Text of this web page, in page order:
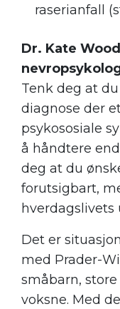
raserianfall
Dr. Kate
Tenk deg at
diagnose der
psykososiale
å håndtere
deg at du
forutsigbart,
Det er
med Prader-
småbarn,
voksne. Med